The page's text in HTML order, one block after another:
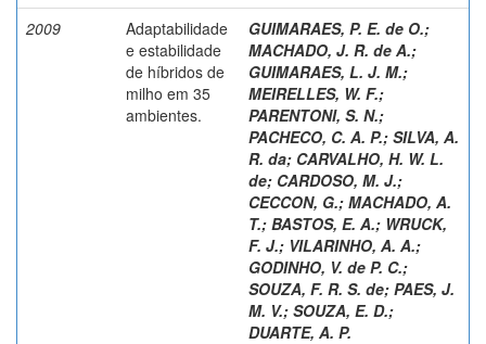
2009
Adaptabilidade
e estabilidade
de híbridos de
milho em 35
ambientes.
GUIMARAES, P. E. de O.;
MACHADO, J. R. de A.;
GUIMARAES, L. J. M.;
MEIRELLES, W. F.;
PARENTONI, S. N.;
PACHECO, C. A. P.; SILVA, A.
R. da; CARVALHO, H. W. L.
de; CARDOSO, M. J.;
CECCON, G.; MACHADO, A.
T.; BASTOS, E. A.; WRUCK,
F. J.; VILARINHO, A. A.;
GODINHO, V. de P. C.;
SOUZA, F. R. S. de; PAES, J.
M. V.; SOUZA, E. D.;
DUARTE, A. P.